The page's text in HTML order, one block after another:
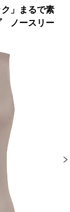
」まるで素
ノースリー